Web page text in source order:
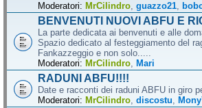
Moderatori: MrCilindro, guazzo21,
BENVENUTI NUOVI ABFU E
La parte dedicata ai benvenuti e alle
Spazio dedicato al festeggiamento del
Fankazzeggio e non solo.....
Moderatori: MrCilindro, Mari
RADUNI ABFU!!!!
Date e racconti dei raduni ABFU in giro
Moderatori: MrCilindro, discostu,